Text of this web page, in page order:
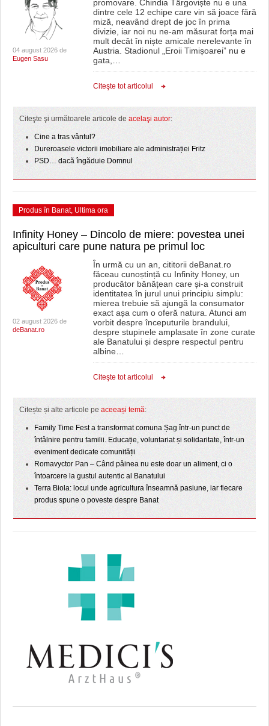
04 august 2026 de
Eugen Sasu
promovare. Chindia Târgoviște nu e una
dintre cele 12 echipe care vin să joace fără
miză, neavând drept de joc în prima
divizie, iar noi nu ne-am măsurat forța mai
mult decât în niște amicale nerelevante în
Austria. Stadionul „Eroii Timișoarei” nu e
gata,…
Citeşte tot articolul
Citeşte şi următoarele articole de acelaşi autor:
Cine a tras vântul?
Dureroasele victorii imobiliare ale administrației Fritz
PSD… dacă îngăduie Domnul
Produs în Banat, Ultima ora
Infinity Honey – Dincolo de miere: povestea unei
apiculturi care pune natura pe primul loc
02 august 2026 de
deBanat.ro
În urmă cu un an, cititorii deBanat.ro
făceau cunoștință cu Infinity Honey, un
producător bănățean care și-a construit
identitatea în jurul unui principiu simplu:
mierea trebuie să ajungă la consumator
exact așa cum o oferă natura. Atunci am
vorbit despre începuturile brandului,
despre stupinele amplasate în zone curate
ale Banatului și despre respectul pentru
albine…
Citeşte tot articolul
Citește și alte articole pe aceeași temă:
Family Time Fest a transformat comuna Șag într-un punct de
întâlnire pentru familii. Educație, voluntariat și solidaritate, într-un
eveniment dedicate comunității
Romavyctor Pan – Când pâinea nu este doar un aliment, ci o
întoarcere la gustul autentic al Banatului
Terra Biola: locul unde agricultura înseamnă pasiune, iar fiecare
produs spune o poveste despre Banat